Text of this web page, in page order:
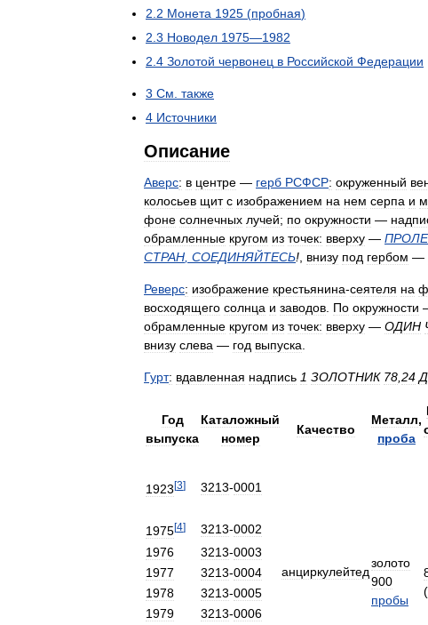
2 2 Монета 1925 (пробная)
2 3 Новодел 1975—1982
2 4 Золотой червонец в Российской Федерации
3 См также
4 Источники
Описание
Аверс: в центре — герб РСФСР: окруженный
колосьев щит с изображением на нем серпа и
фоне солнечных лучей; по окружности —
обрамленные кругом из точек: вверху —
СТРАН СОЕДИНЯЙТЕСЬ! внизу под гербом —
Реверс: изображение крестьянина-сеятеля на
восходящего солнца и заводов По окружности
обрамленные кругом из точек: вверху — ОДИН
внизу слева — год выпуска
Гурт: вдавленная надпись 1 ЗОЛОТНИК 78 24
Год
выпуска
Каталожный
номер
Качество
Металл,
проба
1923[3] 3213-0001
анциркулейтед
золото
900
пробы
1975[4] 3213-0002
1976
3213-0003
1977 3213-0004
1978
3213-0005
1979
3213-0006